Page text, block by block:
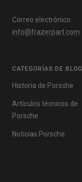
Correo electrónico:
info@frazerpart.com
CATEGORÍAS DE
Historia de Porsche
Artículos técnicos de
Porsche
Noticias Porsche